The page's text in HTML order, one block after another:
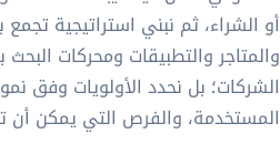
أو الشراء، ثم نبني استراتيجية
والمتاجر والتطبيقات ومحركات
الشركات؛ بل نحدد الأولويات وفق
المستخدمة، والفرص التي يمكن أن